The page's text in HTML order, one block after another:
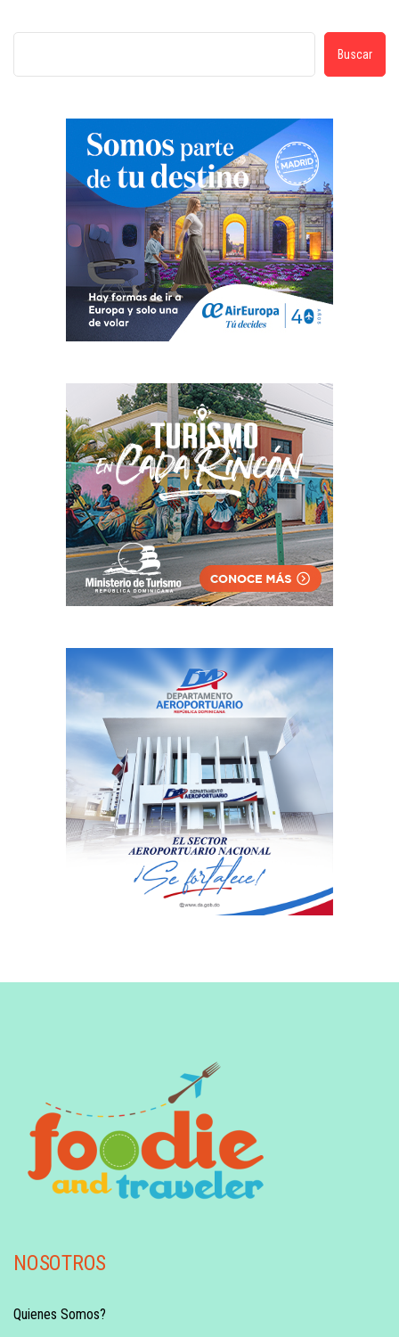
Buscar
NOSOTROS
Quienes Somos?